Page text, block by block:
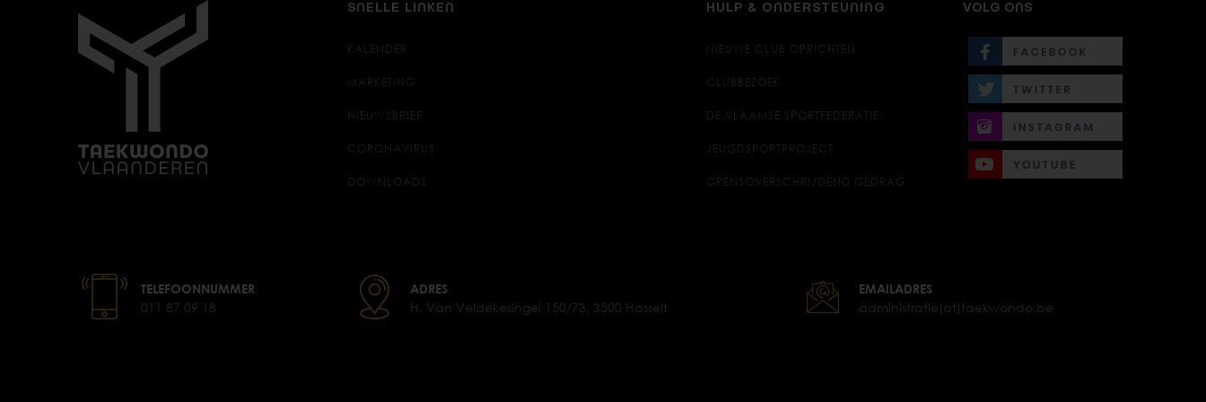
SNELLE LINKEN
KALENDER
MARKETING
NIEUWSBRIEF
CORONAVIRUS
DOWNLOADS
HULP & ONDERSTEUNING
NIEUWE CLUB OPRICHTEN
CLUBBEZOEK
DE VLAAMSE SPORTFEDERATIE
JEUGDSPORTPROJECT
GRENSOVERSCHRIJDEND GEDRAG
VOLG ONS
TELEFOONNUMMER
011 87 09 18
ADRES
H. Van Veldekesingel 150/73, 3500 Hasselt
EMAILADRES
administratie(at)taekwondo.be